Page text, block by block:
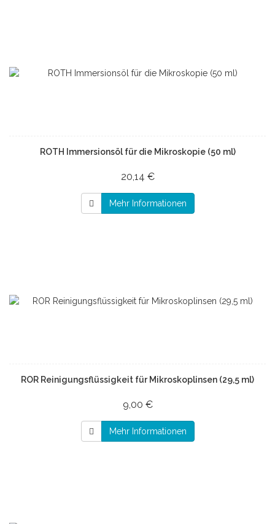
ROTH Immersionsöl für die Mikroskopie (50 ml)
20,14 €
Mehr Informationen
ROR Reinigungsflüssigkeit für Mikroskoplinsen (29,5 ml)
9,00 €
Mehr Informationen